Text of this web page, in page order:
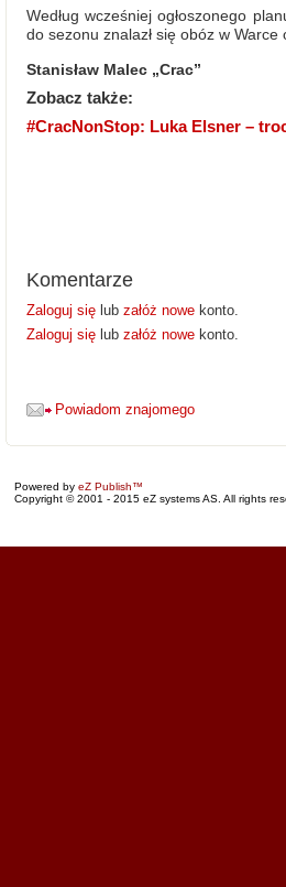
Według wcześniej ogłoszonego
do sezonu znalazł się obóz w
Stanisław Malec „Crac”
Zobacz także:
#CracNonStop: Luka Elsner –
Komentarze
Zaloguj się lub załóż nowe konto.
Zaloguj się lub załóż nowe konto.
Powiadom znajomego
Powered by eZ Publish™
Copyright © 2001 - 2015 eZ systems AS. All rights